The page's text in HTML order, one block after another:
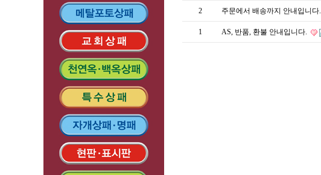
2 주문에서 배송까지 안내입니다.
1 AS, 반품, 환불 안내입니다.